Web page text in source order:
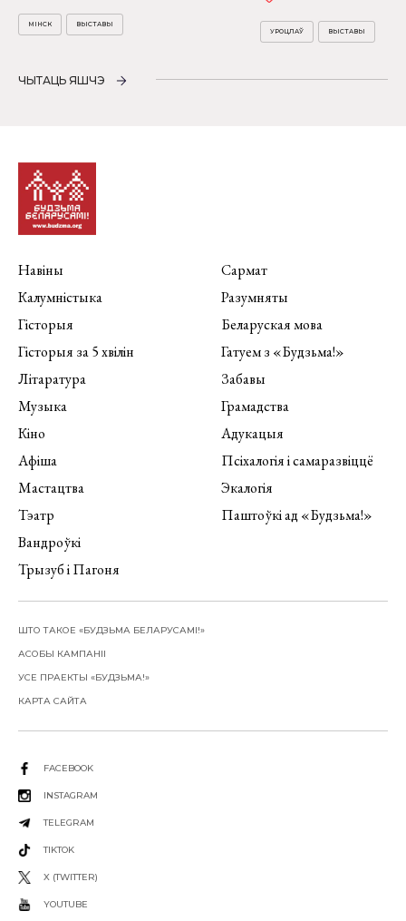
МІНСК ВЫСТАВЫ
УРОЦЛАЎ ВЫСТАВЫ
ЧЫТАЦЬ ЯШЧЭ
Навіны
Калумністыка
Гісторыя
Гісторыя за 5 хвілін
Літаратура
Музыка
Кіно
Афіша
Мастацтва
Тэатр
Вандроўкі
Трызуб і Пагоня
Сармат
Разумняты
Беларуская мова
Гатуем з «Будзьма!»
Забавы
Грамадства
Адукацыя
Псіхалогія і самаразвіццё
Экалогія
Паштоўкі ад «Будзьма!»
ШТО ТАКОЕ «БУДЗЬМА БЕЛАРУСАМІ!»
АСОБЫ КАМПАНІІ
УСЕ ПРАЕКТЫ «БУДЗЬМА!»
КАРТА САЙТА
FACEBOOK
INSTAGRAM
TELEGRAM
TIKTOK
X (TWITTER)
YOUTUBE